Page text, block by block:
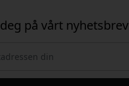
på vårt nyhetsbrev